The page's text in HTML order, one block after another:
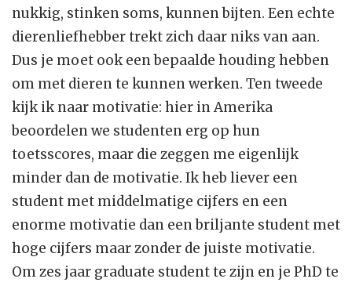
nukkig, stinken soms, kunnen bijten. Een echte
dierenliefhebber trekt zich daar niks van aan.
Dus je moet ook een bepaalde houding hebben
om met dieren te kunnen werken. Ten tweede
kijk ik naar motivatie: hier in Amerika
beoordelen we studenten erg op hun
toetsscores, maar die zeggen me eigenlijk
minder dan de motivatie. Ik heb liever een
student met middelmatige cijfers en een
enorme motivatie dan een briljante student met
hoge cijfers maar zonder de juiste motivatie.
Om zes jaar graduate student te zijn en je PhD te